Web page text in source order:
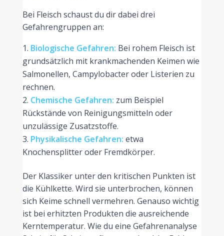
Bei Fleisch schaust du dir dabei drei
Gefahrengruppen an:
Biologische Gefahren: Bei rohem Fleisch ist
grundsätzlich mit krankmachenden Keimen wie
Salmonellen, Campylobacter oder Listerien zu
rechnen.
Chemische Gefahren: zum Beispiel
Rückstände von Reinigungsmitteln oder
unzulässige Zusatzstoffe.
Physikalische Gefahren: etwa
Knochensplitter oder Fremdkörper.
Der Klassiker unter den kritischen Punkten ist
die Kühlkette. Wird sie unterbrochen, können
sich Keime schnell vermehren. Genauso wichtig
ist bei erhitzten Produkten die ausreichende
Kerntemperatur. Wie du eine Gefahrenanalyse